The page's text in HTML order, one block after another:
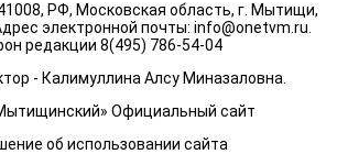
РФ, Московская область, г. Мытищи,
электронной почты: info@onetvm.ru
редакции 8(495) 786-54-04
- Калимуллина Алсу Миназаловна.
Официальный сайт
об использовании сайта